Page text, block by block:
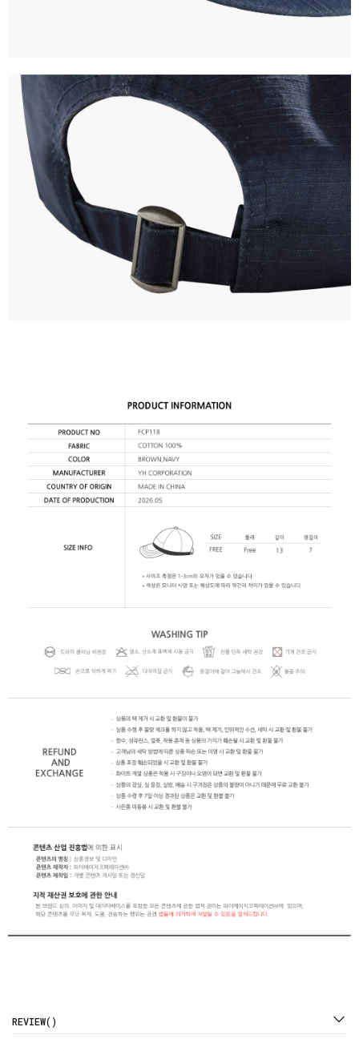
REVIEW()